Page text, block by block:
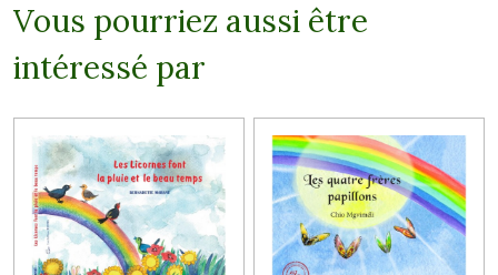
Vous pourriez aussi être
intéressé par